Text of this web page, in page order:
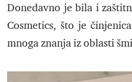
Donedavno je bila i
Cosmetics, što je
mnoga znanja iz oblasti